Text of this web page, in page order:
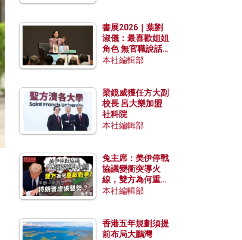
書展2026｜葉劉
淑儀：最喜歡姐姐
角色 無官職說話
包袱少
本社編輯部
梁鏡威獲任方大副
校長 呂大樂加盟
社科院
本社編輯部
兔主席：美伊停戰
協議變衝突導火
線，雙方為何重啟
戰爭？伊朗一早洞
本社編輯部
香港五年規劃須提
前布局大鵬灣